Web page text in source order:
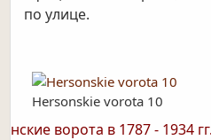
по улице.
ворота в 1787 - 1934 гг.
Hersonskie vorota 10